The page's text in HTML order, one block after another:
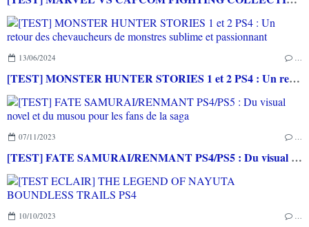
13/06/2024
[TEST] MONSTER HUNTER STORIES 1 et 2 PS4 : Un retour des chevaucheurs de monstres sublime et passionnant
07/11/2023
[TEST] FATE SAMURAI/RENMANT PS4/PS5 : Du visual novel et du musou pour les fans de la saga
10/10/2023